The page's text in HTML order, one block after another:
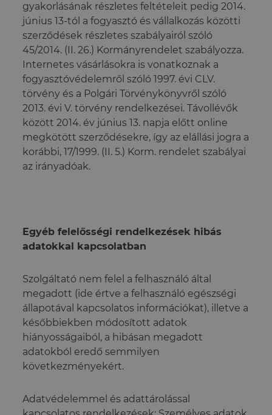
gyakorlásának részletes feltételeit pedig 2014.
június 13-tól a fogyasztó és vállalkozás közötti
szerződések részletes szabályairól szóló
45/2014. (II. 26.) Kormányrendelet szabályozza.
Internetes vásárlásokra is vonatkoznak a
fogyasztóvédelemről szóló 1997. évi CLV.
törvény és a Polgári Törvénykönyvről szóló
2013. évi V. törvény rendelkezései. Távollévők
között 2014. év június 13. napja előtt online
megkötött szerződésekre, így az elállási jogra a
korábbi, 17/1999. (II. 5.) Korm. rendelet szabályai
az irányadóak.
Egyéb felelősségi rendelkezések hibás
adatokkal kapcsolatban
Szolgáltató nem felel a felhasználó által
megadott (ide értve a felhasználó egészségi
állapotával kapcsolatos információkat), illetve a
későbbiekben módosított adatok
hiányosságaiból, a hibásan megadott
adatokból eredő semmilyen
következményekért.
Adatvédelemmel és adattárolással